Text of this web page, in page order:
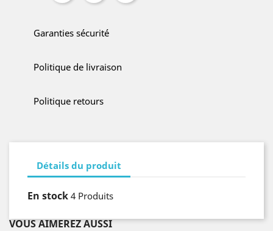
Garanties sécurité
Politique de livraison
Politique retours
Détails du produit
En stock 4 Produits
VOUS AIMEREZ AUSSI